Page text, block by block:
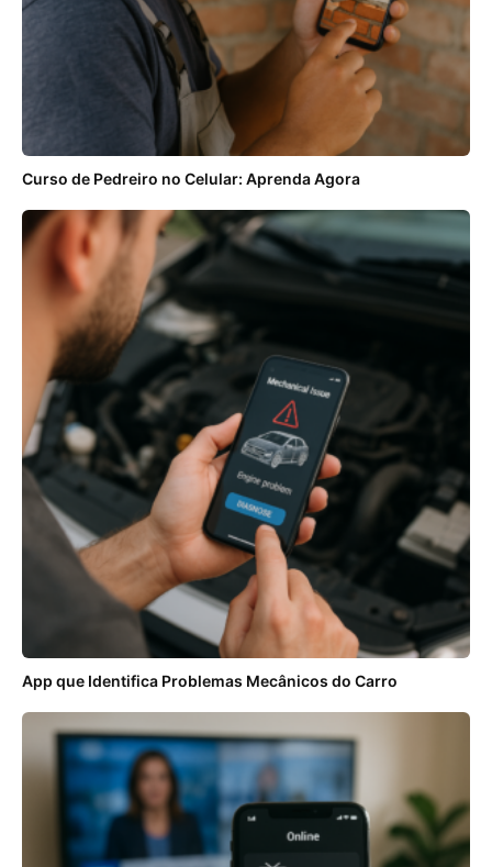
Curso de Pedreiro no Celular: Aprenda Agora
App que Identifica Problemas Mecânicos do Carro